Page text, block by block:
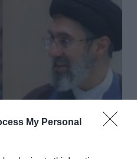
My Personal